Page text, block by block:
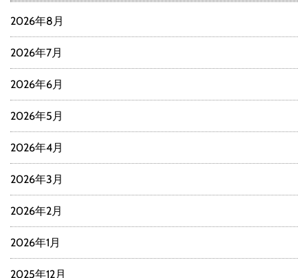
2026年8月
2026年7月
2026年6月
2026年5月
2026年4月
2026年3月
2026年2月
2026年1月
2025年12月